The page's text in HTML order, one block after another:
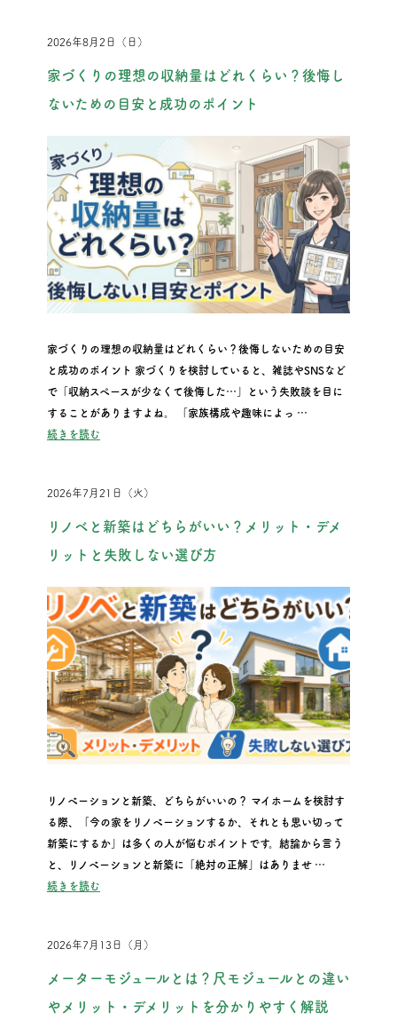
2026年8月2日（日）
家づくりの理想の収納量はどれくらい？後悔し
ないための目安と成功のポイント
家づくりの理想の収納量はどれくらい？後悔しないための目安
と成功のポイント 家づくりを検討していると、雑誌やSNSなど
で「収納スペースが少なくて後悔した…」という失敗談を目に
することがありますよね。 「家族構成や趣味によっ …
続きを読む“家づくりの理想の収納量はどれくらい？後悔しないための目
2026年7月21日（火）
リノベと新築はどちらがいい？メリット・デメ
リットと失敗しない選び方
リノベーションと新築、どちらがいいの？ マイホームを検討す
る際、「今の家をリノベーションするか、それとも思い切って
新築にするか」は多くの人が悩むポイントです。結論から言う
と、リノベーションと新築に「絶対の正解」はありませ …
続きを読む“リノベと新築はどちらがいい？メリット・デメリットと失敗
2026年7月13日（月）
メーターモジュールとは？尺モジュールとの違い
やメリット・デメリットを分かりやすく解説